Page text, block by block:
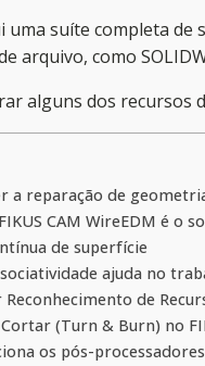
uma suíte completa de
arquivo, como
alguns dos recursos
a reparação de
CAM WireEDM é o
de superfície
ajuda no
Reconhecimento de
(Turn & Burn) no
os pós-